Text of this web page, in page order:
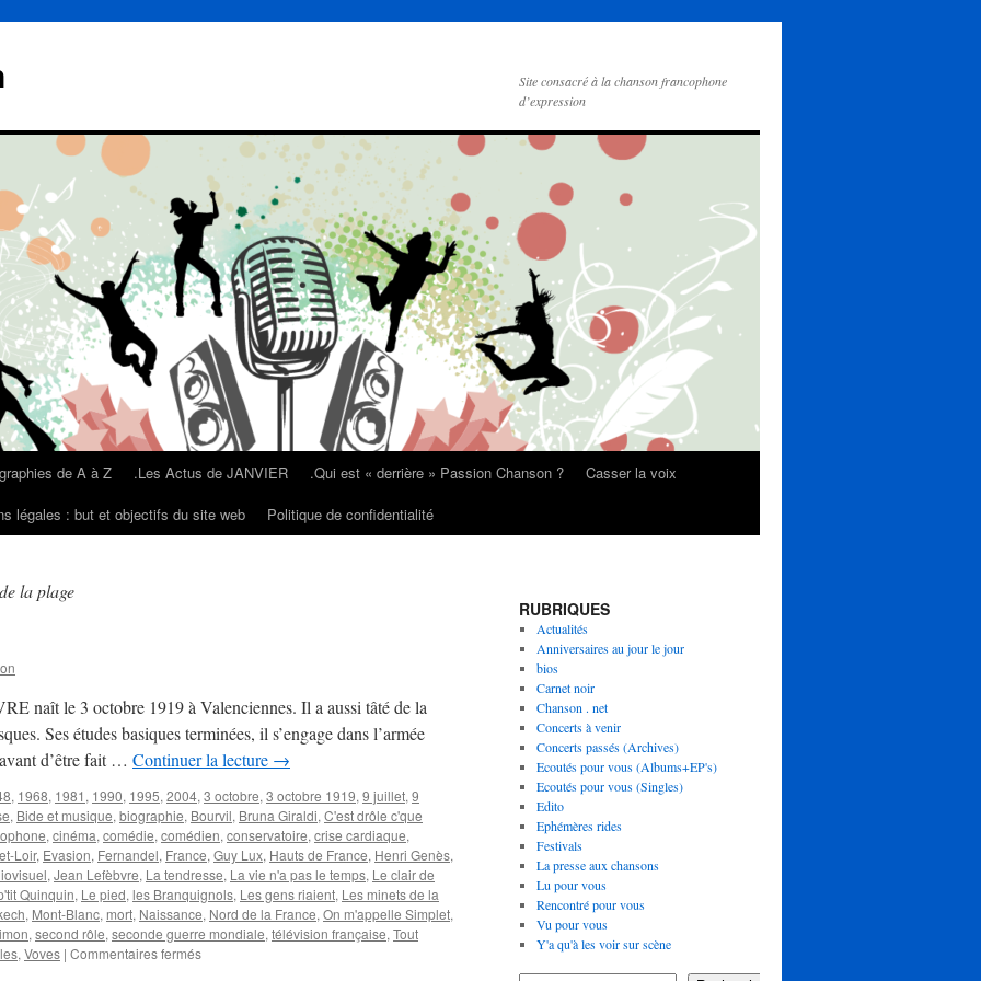
Site consacré à la chanson francophone
d’expression
de A à Z .Les Actus de JANVIER .Qui est « derrière » Passion Chanson ?
Casser la voix
légales : but et objectifs du site web Politique de confidentialité
la plage
naît le 3 octobre 1919 à Valenciennes. Il a aussi tâté de la
Ses études basiques terminées, il s’engage dans l’armée
d’être fait … Continuer la lecture →
, 1968, 1981 , 1990, 1995, 2004, 3 octobre, 3 octobre 1919, 9 juillet, 9
, Bide et musique, biographie, Bourvil, Bruna Giraldi, C'est drôle c'que
, cinéma, comédie, comédien, conservatoire, crise cardiaque,
Loir, Evasion, Fernandel, France, Guy Lux, Hauts de France, Henri Genès,
, Jean Lefèbvre, La tendresse, La vie n'a pas le temps, Le clair de
Quinquin, Le pied, les Branquignols, Les gens riaient, Les minets de la
, Mont-Blanc, mort, Naissance, Nord de la France, On m'appelle Simplet,
, second rôle, seconde guerre mondiale, télévision française, Tout
, Voves | Commentaires ferméssur
RUBRIQUES
Actualités
Anniversaires au jour le jour
bios
Carnet noir
Chanson . net
Concerts à venir
Concerts passés (Archives)
Ecoutés pour vous (Albums+EP's)
Ecoutés pour vous (Singles)
Edito
Ephémères rides
Festivals
La presse aux chansons
Lu pour vous
Rencontré pour vous
Vu pour vous
Y'a qu'à les voir sur scène